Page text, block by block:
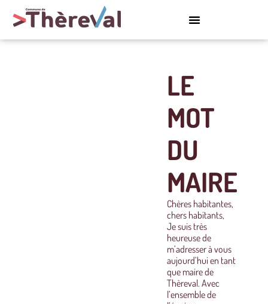
LE
MOT
DU
MAIRE
Chères habitantes,
chers habitants,
Je suis très
heureuse de
m’adresser à vous
aujourd’hui en tant
que maire de
Thèreval. Avec
l’ensemble de